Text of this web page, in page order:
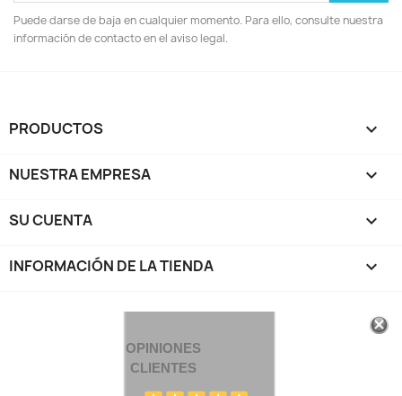
Puede darse de baja en cualquier momento. Para ello, consulte nuestra
información de contacto en el aviso legal.
PRODUCTOS 
NUESTRA EMPRESA 
SU CUENTA 
INFORMACIÓN DE LA TIENDA keyboard_arrow_down
OPINIONES
CLIENTES